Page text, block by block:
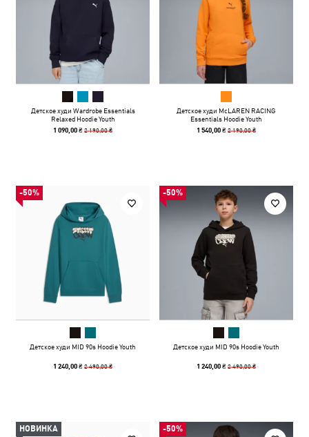
Детское худи Wardrobe Essentials
Relaxed Hoodie Youth
1 090,00 ₴2 190,00 ₴
Детское худи McLAREN RACING
Essentials Hoodie Youth
1 540,00 ₴2 190,00 ₴
-50%
Детское худи MID 90s Hoodie Youth
1 240,00 ₴2 490,00 ₴
-50%
Детское худи MID 90s Hoodie Youth
1 240,00 ₴2 490,00 ₴
НОВИНКА -50%